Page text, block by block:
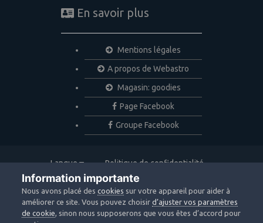
En savoir plus
Mentions légales
A propos de Webastro
Magasin: goodies
Page Facebook
Groupe Facebook
Langue
Politique de confidentialité
Nous contacter
Copyright © 2020 Webastro
Powered by Invision Community
Information importante
Nous avons placé descookies sur votre appareil pour aider à
améliorer ce site. Vous pouvez choisird’ajuster vos paramètres
de cookie, sinon nous supposerons que vous êtes d’accord pour